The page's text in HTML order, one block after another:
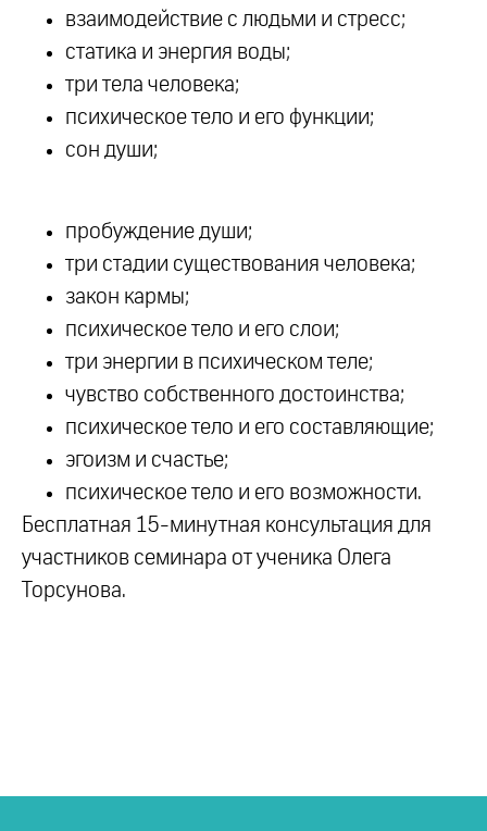
взаимодействие с людьми и стресс;
статика и энергия воды;
три тела человека;
психическое тело и его функции;
сон души;
пробуждение души;
три стадии существования человека;
закон кармы;
психическое тело и его слои;
три энергии в психическом теле;
чувство собственного достоинства;
психическое тело и его составляющие;
эгоизм и счастье;
психическое тело и его возможности.
Бесплатная 15-минутная консультация для
участников семинара от ученика Олега
Торсунова.